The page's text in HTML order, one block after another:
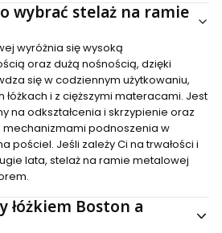
wybrać stelaż na ramie
wyróżnia się wysoką
oraz dużą nośnością, dzięki
się w codziennym użytkowaniu,
i z cięższymi materacami. Jest
na odkształcenia i skrzypienie oraz
mechanizmami podnoszenia w
pościel. Jeśli zależy Ci na trwałości i
lata, stelaż na ramie metalowej
łóżkiem Boston a